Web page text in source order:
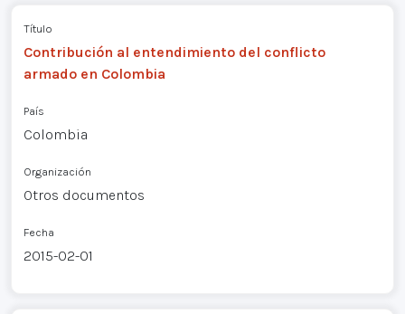
Título
Contribución al entendimiento del conflicto
armado en Colombia
País
Colombia
Organización
Otros documentos
Fecha
2015-02-01